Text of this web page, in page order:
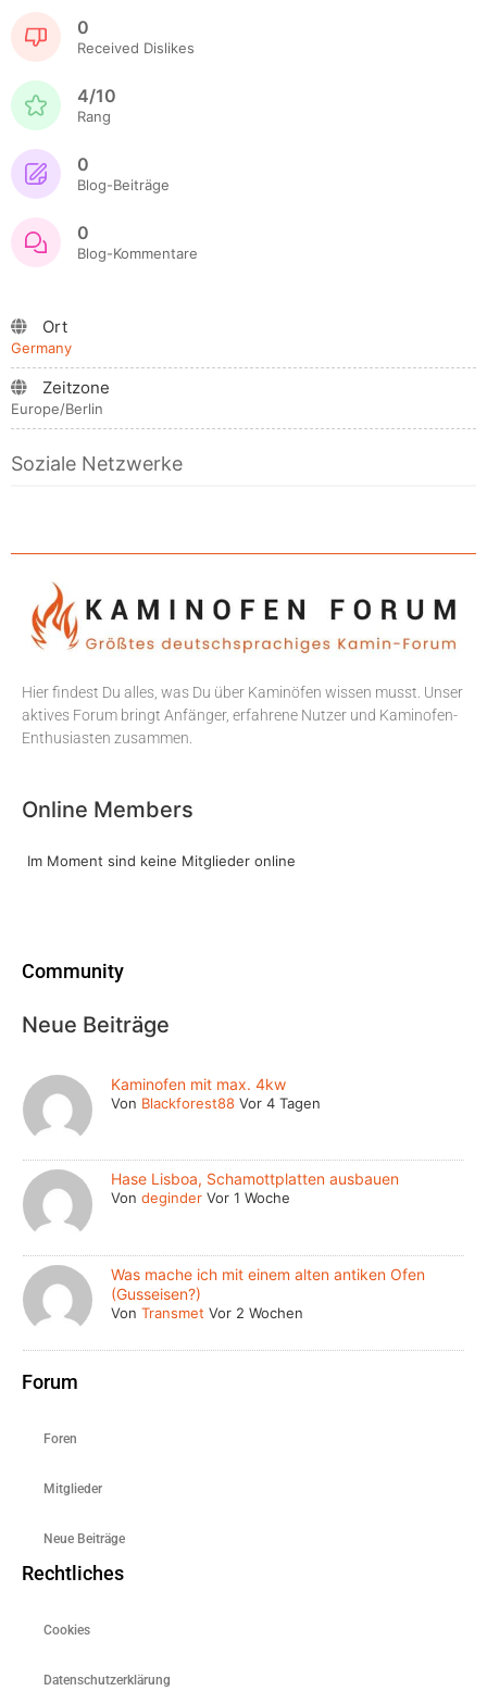
0
Received Dislikes
4/10
Rang
0
Blog-Beiträge
0
Blog-Kommentare
Ort
Germany
Zeitzone
Europe/Berlin
Soziale Netzwerke
Hier findest Du alles, was Du über Kaminöfen wissen musst. Unser
aktives Forum bringt Anfänger, erfahrene Nutzer und Kaminofen-
Enthusiasten zusammen.
Online Members
Im Moment sind keine Mitglieder online
Community
Neue Beiträge
Kaminofen mit max. 4kw
Von Blackforest88 Vor 4 Tagen
Hase Lisboa, Schamottplatten ausbauen
Vondeginder Vor 1 Woche
Was mache ich mit einem alten antiken Ofen
(Gusseisen?)
VonTransmet Vor 2 Wochen
Forum
Foren
Mitglieder
Neue Beiträge
Rechtliches
Cookies
Datenschutzerklärung